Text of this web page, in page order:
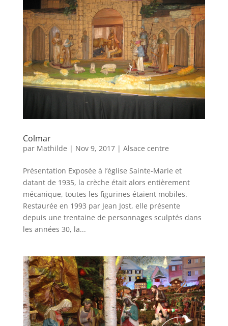
Colmar
par Mathilde | Nov 9, 2017| Alsace centre
Présentation Exposée à l’église Sainte-Marie et
datant de 1935, la crèche était alors entièrement
mécanique, toutes les figurines étaient mobiles.
Restaurée en 1993 par Jean Jost, elle présente
depuis une trentaine de personnages sculptés dans
les années 30, la...